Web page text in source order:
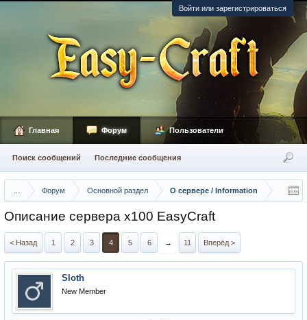
Войти или зарегистрироваться
Форум Основной раздел О сервере / Information
Описание сервера х100 EasyCraft
< Назад 1 2 3 4 5 6 → 11 Вперёд >
Sloth
New Member
Главная Форум
Поиск сообщений Последние сообщения
Пользователи